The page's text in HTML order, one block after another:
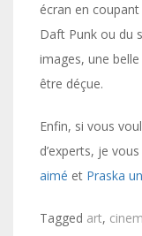
écran en
Daft Punk ou du
images, une
être déçue.
Enfin, si vous
d’experts, je
aimé et Praska
Tagged art,